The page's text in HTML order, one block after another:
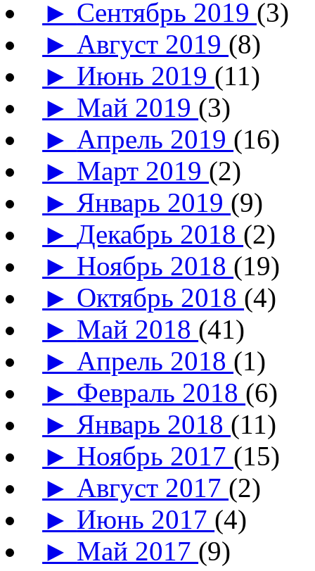
► Сентябрь 2019 (3)
► Август 2019 (8)
► Июнь 2019 (11)
► Май 2019 (3)
► Апрель 2019 (16)
► Март 2019 (2)
► Январь 2019 (9)
►Декабрь 2018 (2)
► Ноябрь 2018 (19)
► Октябрь 2018 (4)
► Май 2018 (41)
► Апрель 2018 (1)
► Февраль 2018 (6)
► Январь 2018 (11)
► Ноябрь 2017 (15)
► Август 2017 (2)
► Июнь 2017 (4)
► Май 2017 (9)